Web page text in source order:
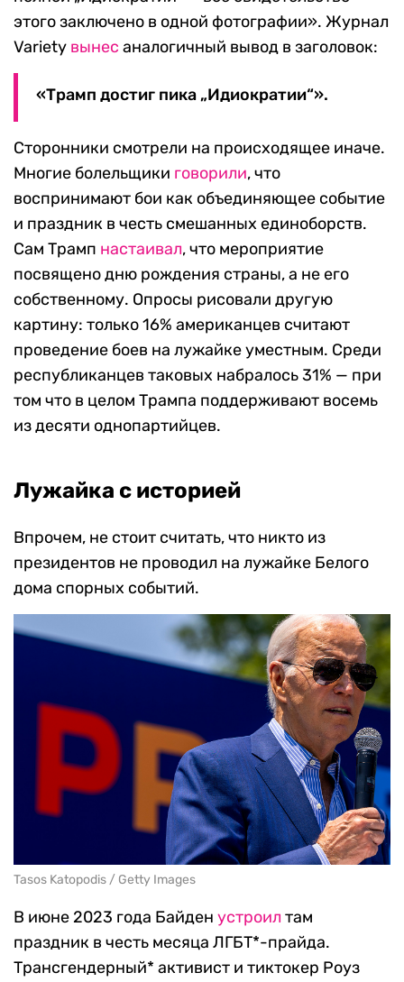
этого заключено в одной фотографии». Журнал
Variety вынес аналогичный вывод в заголовок:
«Трамп достиг пика „Идиократии“».
Сторонники смотрели на происходящее иначе.
Многие болельщики говорили, что
воспринимают бои как объединяющее событие
и праздник в честь смешанных единоборств.
Сам Трамп настаивал, что мероприятие
посвящено дню рождения страны, а не его
собственному. Опросы рисовали другую
картину: только 16% американцев считают
проведение боев на лужайке уместным. Среди
республиканцев таковых набралось 31% — при
том что в целом Трампа поддерживают восемь
из десяти однопартийцев.
Лужайка с историей
Впрочем, не стоит считать, что никто из
президентов не проводил на лужайке Белого
дома спорных событий.
Tasos Katopodis / Getty Images
В июне 2023 года Байден устроил там
праздник в честь месяца ЛГБТ*-прайда.
Трансгендерный* активист и тиктокер Роуз